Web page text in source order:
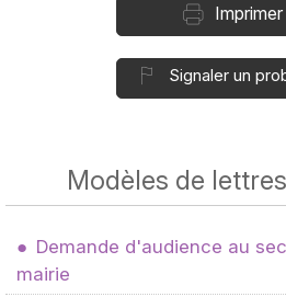
Imprimer
Signaler un
Modèles de
Demande d'audience au
mairie